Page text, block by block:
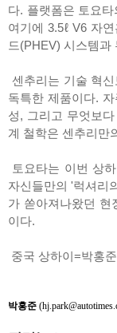
다. 플랫폼은 토요
여기에 3.5ℓ V6 자
드(PHEV) 시스템과
센추리는 기술 혁
독특한 제품이다.
성, 그리고 무엇보
계 철학은 센추리만
토요타는 이번 상
자신들만의 '럭셔리
가 쏟아져나왔던 현
이다.
중국 상하이=박홍
박홍준